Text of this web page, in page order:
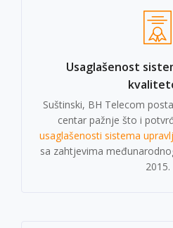
Usaglašenost
Suštinski, BH Telecom
centar pažnje što i
usaglašenosti sistema
sa zahtjevima
2015.